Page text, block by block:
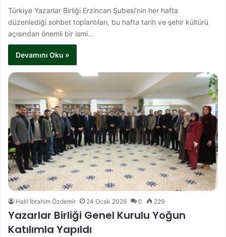
Türkiye Yazarlar Birliği Erzincan Şubesi’nin her hafta
düzenlediği sohbet toplantıları, bu hafta tarih ve şehir kültürü
açısından önemli bir ismi…
Devamını Oku »
Halil İbrahim Özdemir 24 Ocak 2026 0 229
Yazarlar Birliği Genel Kurulu Yoğun
Katılımla Yapıldı